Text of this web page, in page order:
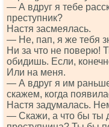
— А вдруг я тебе
преступник?
Настя засмеялась.
— Не, пап, я же тебя
Ни за что не поверю!
обидишь. Если,
Или на меня.
— А вдруг я им
скажем, когда
Настя задумалась.
— Скажи, а что бы ты